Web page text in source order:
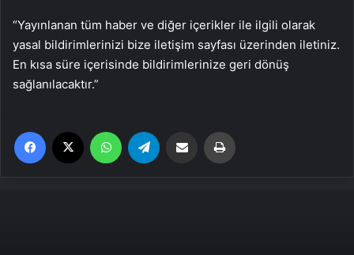
“Yayınlanan tüm haber ve diğer içerikler ile ilgili olarak
yasal bildirimlerinizi bize iletişim sayfası üzerinden iletiniz.
En kısa süre içerisinde bildirimlerinize geri dönüş
sağlanılacaktır.”
Facebook WhatsApp Email'den paylaş